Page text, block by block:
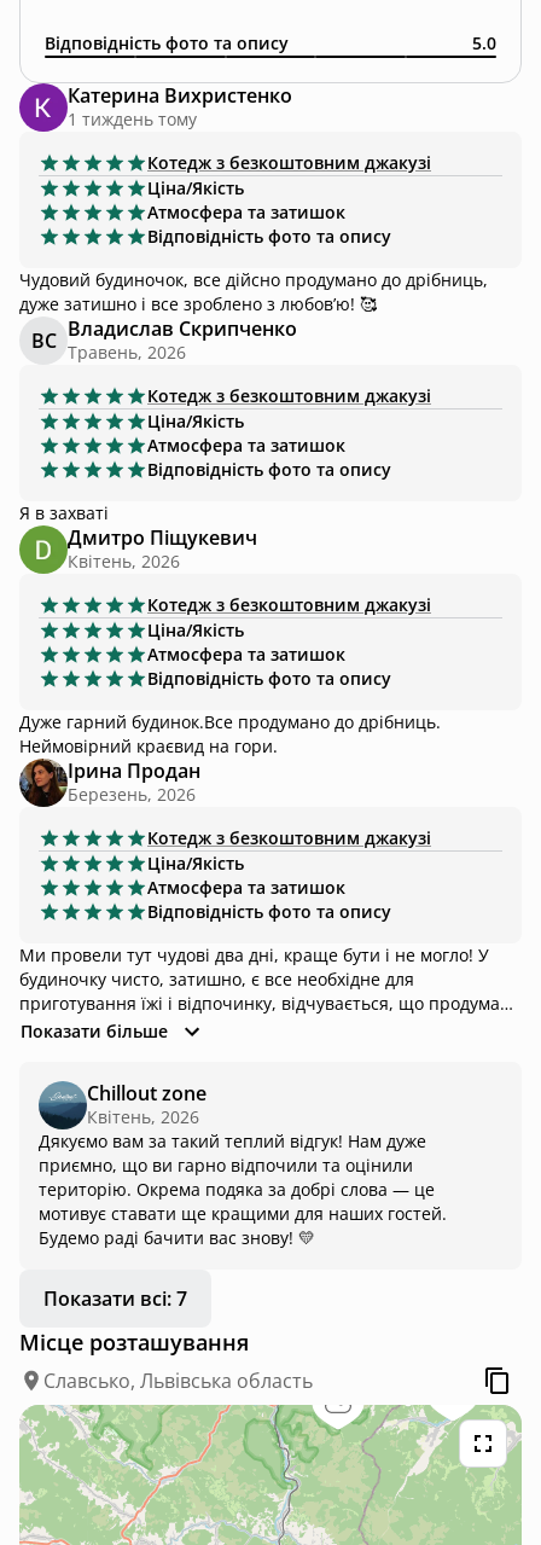
Відповідність фото та опису 5.0
Катерина Вихристенко
1 тиждень тому
Котедж з безкоштовним джакузі
Ціна/Якість
Атмосфера та затишок
Відповідність фото та опису
Чудовий будиночок, все дійсно продумано до дрібниць,
дуже затишно і все зроблено з любов’ю! 🥰
ВС Владислав Скрипченко
Травень, 2026
Котедж з безкоштовним джакузі
Ціна/Якість
Атмосфера та затишок
Відповідність фото та опису
Я в захваті
Дмитро Піщукевич
Квітень, 2026
Котедж з безкоштовним джакузі
Ціна/Якість
Атмосфера та затишок
Відповідність фото та опису
Дуже гарний будинок.Все продумано до дрібниць.
Неймовірний краєвид на гори.
Ірина Продан
Березень, 2026
Котедж з безкоштовним джакузі
Ціна/Якість
Атмосфера та затишок
Відповідність фото та опису
Ми провели тут чудові два дні, краще бути і не могло! У
будиночку чисто, затишно, є все необхідне для
приготування їжі і відпочинку, відчувається, що продумані
найменші деталі. Нам нічого не бракувало, а за допомогою
проектором, кавоваркою і т. д. На території, окрім чану, є
ще барбекю зі столиком, гамак і той милий зелений
фургончик, в якому можна сидіти всередині, а за бажанням
— перетворити на літній кінотеатр ззовні. Ми навіть не
встигли за 2 дні повністю насолодитися усіма цими зонами
відпочинку) Сама локація доволі зручна, з прекрасним
краєвидом на гори — все як на фото! Власниця дуже
повідомлення, допомогла організувати трансфер і відразу
будиночка, а також з локацями для хайкінгу та
ресторанами у Славсько) Ми повністю задоволені
відпочинком❤
Показати більше
Chillout zone
Квітень, 2026
Дякуємо вам за такий теплий відгук! Нам дуже
приємно, що ви гарно відпочили та оцінили
територію. Окрема подяка за добрі слова — це
мотивує ставати ще кращими для наших гостей.
Будемо раді бачити вас знову! 💛
Показати всі: 7
Місце розташування
Славсько, Львівська область